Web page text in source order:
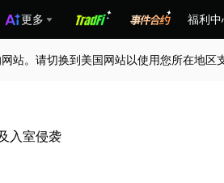
更多 福利中
站。请切换到美国网站以使用您所在地区
入室侵袭